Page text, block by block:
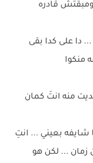
قادره
دا على كدا بقى
منكوا
منه انتَ كمان
شايفه بعيني ... انتِ
زمان ... لكن هو